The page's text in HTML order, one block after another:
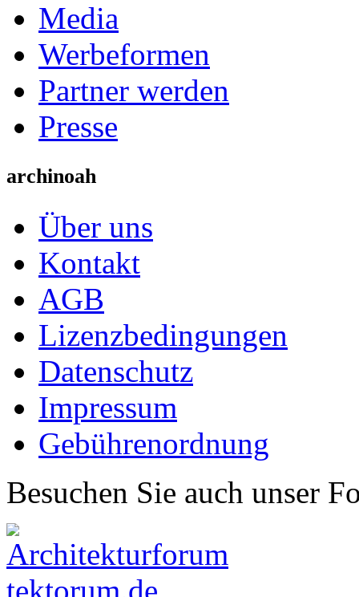
Media
Werbeformen
Partner werden
Presse
archinoah
Über uns
Kontakt
AGB
Lizenzbedingungen
Datenschutz
Impressum
Gebührenordnung
Besuchen Sie auch unser